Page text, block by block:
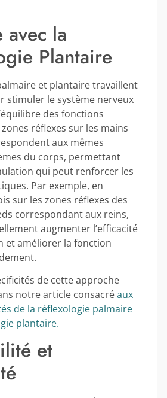
avec la
Plantaire
et plantaire travaillent
stimuler le système nerveux
des fonctions
réflexes sur les mains
aux mêmes
du corps, permettant
qui peut renforcer les
Par exemple, en
sur les zones réflexes des
correspondant aux reins,
augmenter l’efficacité
et améliorer la fonction
de cette approche
notre article consacréaux
de la réflexologie palmaire
plantaire.
et